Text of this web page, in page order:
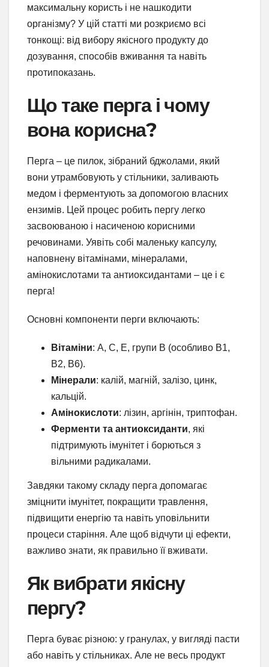
максимальну користь і не нашкодити
організму? У цій статті ми розкриємо всі
тонкощі: від вибору якісного продукту до
дозування, способів вживання та навіть
протипоказань.
Що таке перга і чому
вона корисна?
Перга – це пилок, зібраний бджолами, який
вони утрамбовують у стільники, заливають
медом і ферментують за допомогою власних
ензимів. Цей процес робить пергу легко
засвоюваною і насиченою корисними
речовинами. Уявіть собі маленьку капсулу,
наповнену вітамінами, мінералами,
амінокислотами та антиоксидантами – це і є
перга!
Основні компоненти перги включають:
Вітаміни: A, C, E, групи B (особливо B1,
B2, B6).
Мінерали: калій, магній, залізо, цинк,
кальцій.
Амінокислоти: лізин, аргінін, триптофан.
Ферменти та антиоксиданти, які
підтримують імунітет і борються з
вільними радикалами.
Завдяки такому складу перга допомагає
зміцнити імунітет, покращити травлення,
підвищити енергію та навіть уповільнити
процеси старіння. Але щоб відчути ці ефекти,
важливо знати, як правильно її вживати.
Як вибрати якісну
пергу?
Перга буває різною: у гранулах, у вигляді пасти
або навіть у стільниках. Але не весь продукт